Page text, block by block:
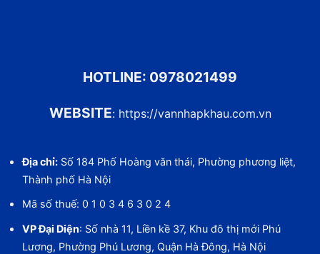
HOTLINE: 0978021499
WEBSITE: https://vannhapkhau.com.vn
Địa chỉ:Số 184 Phố Hoàng văn thái, Phường phương liệt,
Thành phố Hà Nội
Mã số thuế: 0 1 0 3 4 6 3 0 2 4
VP Đại Diện: Số nhà 11, Liền kề 37, Khu đô thị mới Phú
Lương, Phường Phú Lương, Quận Hà Đông, Hà Nội